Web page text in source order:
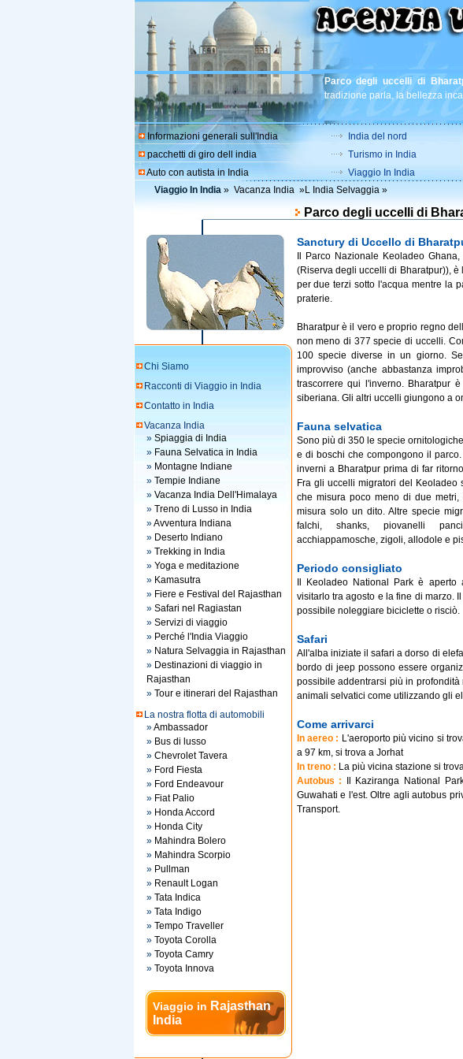
Parco degli uccelli di
tradizione parla, la bellezza
Informazioni generali sull'India
pacchetti di giro dell india
Auto con autista in India
India del nord
Turismo in India
Viaggio In India
Viaggio In India» Vacanza India»L India Selvaggia»
Parco degli uccelli di
Chi Siamo
Racconti di Viaggio in India
Contatto in India
Vacanza India
» Spiaggia di India
» Fauna Selvatica in India
» Montagne Indiane
» Tempie Indiane
» Vacanza India Dell'Himalaya
» Treno di Lusso in India
»Avventura Indiana
» Deserto Indiano
» Trekking in India
» Yoga e meditazione
» Kamasutra
» Fiere e Festival del Rajasthan
» Safari nel Ragiastan
» Servizi di viaggio
» Perché l'India Viaggio
» Natura Selvaggia in Rajasthan
» Destinazioni di viaggio in
Rajasthan
» Tour e itinerari del Rajasthan
La nostra flotta di automobili
»Ambassador
» Bus di lusso
» Chevrolet Tavera
» Ford Fiesta
» Ford Endeavour
» Fiat Palio
» Honda Accord
» Honda City
» Mahindra Bolero
» Mahindra Scorpio
» Pullman
» Renault Logan
» Tata Indica
» Tata Indigo
» Tempo Traveller
» Toyota Corolla
» Toyota Camry
» Toyota Innova
Viaggio in Rajasthan
India
Sanctury di Uccello di
Il Parco Nazionale Keoladeo
(Riserva degli uccelli di Bharatpur)),
per due terzi sotto l'acqua mentre la
praterie.
Bharatpur è il vero e proprio regno
non meno di 377 specie di uccelli.
100 specie diverse in un giorno.
improvviso (anche abbastanza
trascorrere qui l'inverno. Bharatpur
siberiana. Gli altri uccelli giungono a
Fauna selvatica
Sono più di 350 le specie
e di boschi che compongono il
inverni a Bharatpur prima di far
Fra gli uccelli migratori del
che misura poco meno di due
misura solo un dito. Altre specie
falchi, shanks, piovanelli
acchiappamosche, zigoli, allodole e
Periodo consigliato
Il Keoladeo National Park è
visitarlo tra agosto e la fine di marzo.
possibile noleggiare biciclette o risciò.
Safari
All'alba iniziate il safari a dorso di
bordo di jeep possono essere
possibile addentrarsi più in
animali selvatici come utilizzando gli
Come arrivarci
In aereo : L'aeroporto più vicino si
a 97 km, si trova a Jorhat
In treno : La più vicina stazione si
Autobus : Il Kaziranga National
Guwahati e l'est. Oltre agli autobus
Transport.